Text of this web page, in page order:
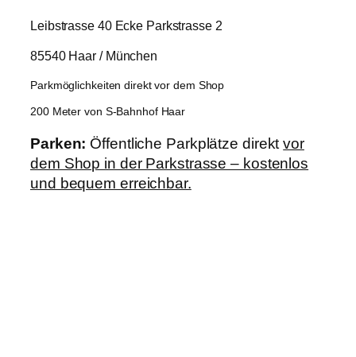
Leibstrasse 40 Ecke Parkstrasse 2
85540 Haar / München
Parkmöglichkeiten direkt vor dem Shop
200 Meter von S-Bahnhof Haar
Parken: Öffentliche Parkplätze direktvor
dem Shop in der Parkstrasse – kostenlos
und bequem erreichbar.